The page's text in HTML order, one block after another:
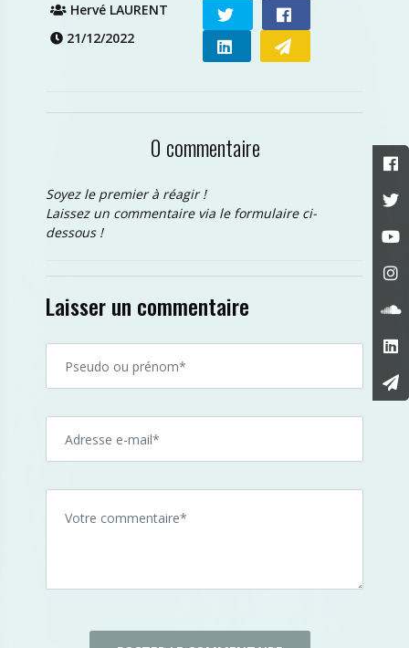
Hervé LAURENT
21/12/2022
0 commentaire
Soyez le premier à réagir !
Laissez un commentaire via le formulaire ci-
dessous !
Laisser un commentaire